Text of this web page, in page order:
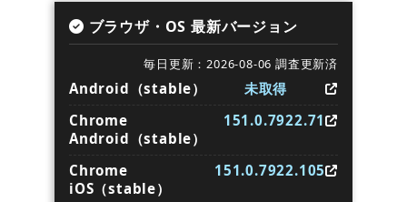
ブラウザ・OS 最新バージョン
毎日更新：2026-08-06 調査更新済
Android（stable）
未取得
Chrome
Android（stable）
151.0.7922.71
Chrome
iOS（stable）
151.0.7922.105